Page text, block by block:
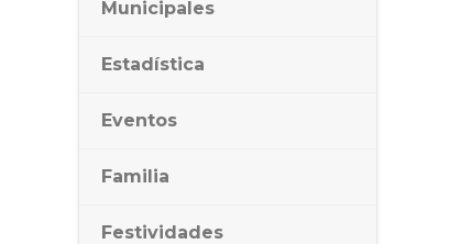
Municipales
Estadística
Eventos
Familia
Festividades